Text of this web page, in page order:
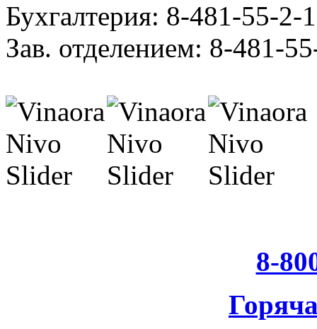
Бухгалтерия: 8-481-55-2-
Зав. отделением: 8-481-
8-